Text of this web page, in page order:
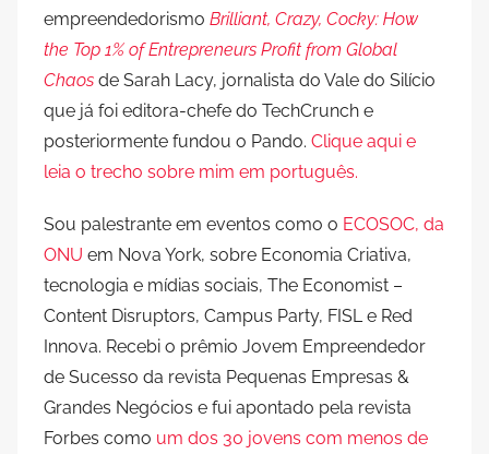
empreendedorismo Brilliant, Crazy, Cocky: How
the Top 1% of Entrepreneurs Profit from Global
Chaos de Sarah Lacy, jornalista do Vale do Silício
que já foi editora-chefe do TechCrunch e
posteriormente fundou o Pando. Clique aqui e
leia o trecho sobre mim em português.
Sou palestrante em eventos como o ECOSOC, da
ONU em Nova York, sobre Economia Criativa,
tecnologia e mídias sociais, The Economist –
Content Disruptors, Campus Party, FISL e Red
Innova. Recebi o prêmio Jovem Empreendedor
de Sucesso da revista Pequenas Empresas &
Grandes Negócios e fui apontado pela revista
Forbes como um dos 30 jovens com menos de